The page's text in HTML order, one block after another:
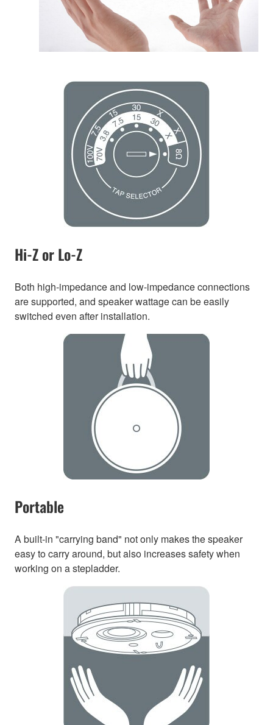
Hi-Z or Lo-Z
Both high-impedance and low-impedance connections
are supported, and speaker wattage can be easily
switched even after installation.
Portable
A built-in "carrying band" not only makes the speaker
easy to carry around, but also increases safety when
working on a stepladder.